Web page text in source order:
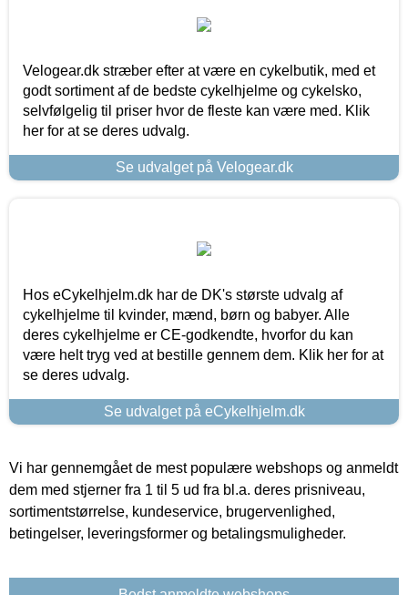
Velogear.dk stræber efter at være en cykelbutik, med et
godt sortiment af de bedste cykelhjelme og cykelsko,
selvfølgelig til priser hvor de fleste kan være med. Klik
her for at se deres udvalg.
Se udvalget på Velogear.dk
Hos eCykelhjelm.dk har de DK's største udvalg af
cykelhjelme til kvinder, mænd, børn og babyer. Alle
deres cykelhjelme er CE-godkendte, hvorfor du kan
være helt tryg ved at bestille gennem dem. Klik her for at
se deres udvalg.
Se udvalget på eCykelhjelm.dk
Vi har gennemgået de mest populære webshops og anmeldt
dem med stjerner fra 1 til 5 ud fra bl.a. deres prisniveau,
sortimentstørrelse, kundeservice, brugervenlighed,
betingelser, leveringsformer og betalingsmuligheder.